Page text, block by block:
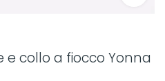
collo a fiocco Yonna